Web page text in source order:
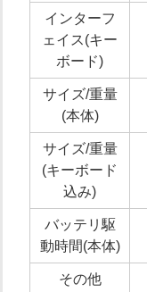
インターフ
ェイス(キー
ボード)
サイズ/重量
(本体)
サイズ/重量
(キーボード
込み)
バッテリ駆
動時間(本体)
その他